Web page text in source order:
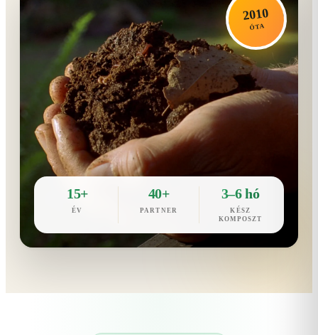
2010
ÓTA
15+
ÉV
40+
PARTNER
3–6 hó
KÉSZ
KOMPOSZT